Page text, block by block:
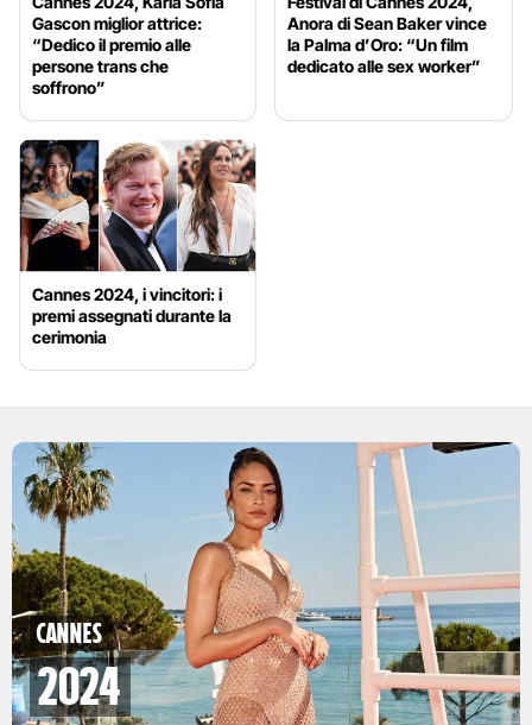
Gascon miglior attrice:
“Dedico il premio alle
persone trans che
soffrono”
Anora di Sean Baker vince
la Palma d’Oro: “Un film
dedicato alle sex worker”
Cannes 2024, i vincitori: i
premi assegnati durante la
cerimonia
CANNES
2024